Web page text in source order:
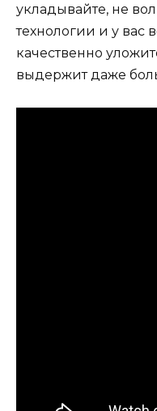
укладывайте, не
технологии и у вас
качественно
выдержит даже